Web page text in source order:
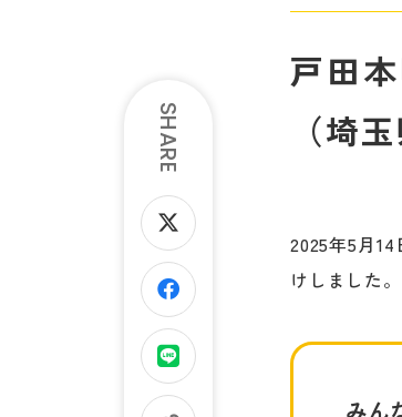
SHARE
戸田
（埼
2025年5月
けしました。